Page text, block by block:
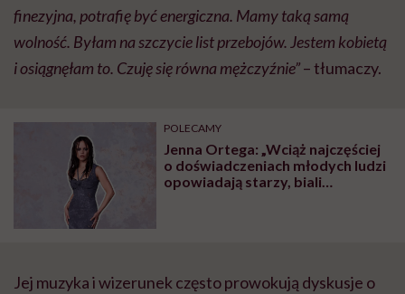
finezyjna, potrafię być energiczna. Mamy taką samą
wolność. Byłam na szczycie list przebojów. Jestem kobietą
i osiągnęłam to. Czuję się równa mężczyźnie”– tłumaczy.
POLECAMY
Jenna Ortega: „Wciąż najczęściej
o doświadczeniach młodych ludzi
opowiadają starzy, biali
Jej muzyka i wizerunek często prowokują dyskusje o